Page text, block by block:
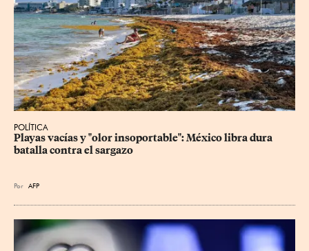
POLÍTICA
Playas vacías y "olor insoportable": México libra dura
batalla contra el sargazo
Por AFP